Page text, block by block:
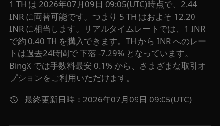
1 TH は 2026年07月09日 09:05(UTC)時点で、2.44
INR に両替可能です。つまり 5 TH はおよそ 12.20
INR に相当します。リアルタイムレートでは、1 INR
で約 0.40 TH を購入できます。TH から INR へのレー
トは過去24時間で 下落 -7.29% となっています。
BingX では手数料最安 0.1% から、さまざまな取引オ
プションをご利用いただけます。
最終更新日時：2026年07月09日 09:05(UTC)